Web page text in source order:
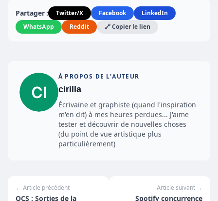
Partager : Twitter/X Facebook
LinkedIn
WhatsApp
Reddit 🔗 Copier le lien
À PROPOS DE L'AUTEUR
cirilla
Écrivaine et graphiste (quand l'inspiration
m'en dit) à mes heures perdues... J'aime
tester et découvrir de nouvelles choses
(du point de vue artistique plus
particulièrement)
← Article précédent
OCS : Sorties de la
Article suivant →
Spotify concurrence